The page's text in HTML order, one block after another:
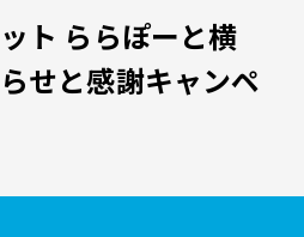
ト ららぽーと横
せと感謝キャンペ